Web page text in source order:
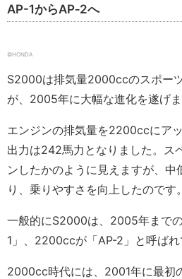
AP-1からAP‐2へ
©HONDA
S2000は排気量2000ccのスポー
が、2005年に大幅な進化を遂げま
エンジンの排気量を2200ccにア
出力は242馬力となりました。ス
ンしたかのように見えますが、中
り、乗りやすさを向上したのです。
一般的にS2000は、2005年まで
1」、2200ccが「AP-2」と呼ばれ
2000cc時代には、2001年に最初